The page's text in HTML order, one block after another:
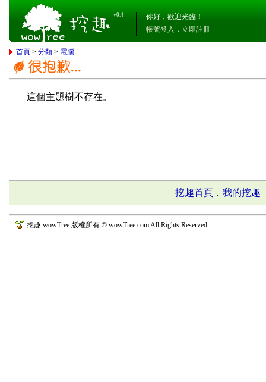
v0.4
你好，歡迎光臨！
帳號登入 ． 立即註冊
首頁 >分類 > 電腦
這個主題樹不存在。
挖趣首頁 ．我的挖趣
挖趣 wowTree 版權所有 © wowTree.com All Rights Reserved.